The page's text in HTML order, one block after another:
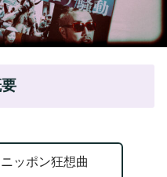
ニッポン狂想曲